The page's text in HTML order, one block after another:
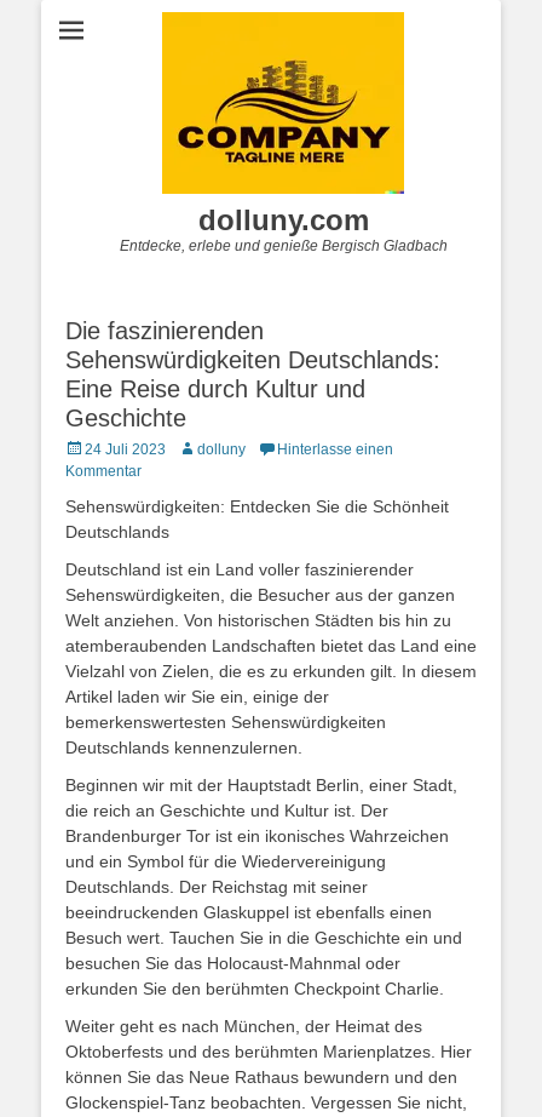
dolluny.com
Entdecke, erlebe und genieße Bergisch Gladbach
Die faszinierenden
Sehenswürdigkeiten Deutschlands:
Eine Reise durch Kultur und
Geschichte
Posted
on
24 Juli 2023 Autordolluny
Hinterlasse einen
Kommentar
Sehenswürdigkeiten: Entdecken Sie die Schönheit
Deutschlands
Deutschland ist ein Land voller faszinierender
Sehenswürdigkeiten, die Besucher aus der ganzen
Welt anziehen. Von historischen Städten bis hin zu
atemberaubenden Landschaften bietet das Land eine
Vielzahl von Zielen, die es zu erkunden gilt. In diesem
Artikel laden wir Sie ein, einige der
bemerkenswertesten Sehenswürdigkeiten
Deutschlands kennenzulernen.
Beginnen wir mit der Hauptstadt Berlin, einer Stadt,
die reich an Geschichte und Kultur ist. Der
Brandenburger Tor ist ein ikonisches Wahrzeichen
und ein Symbol für die Wiedervereinigung
Deutschlands. Der Reichstag mit seiner
beeindruckenden Glaskuppel ist ebenfalls einen
Besuch wert. Tauchen Sie in die Geschichte ein und
besuchen Sie das Holocaust-Mahnmal oder
erkunden Sie den berühmten Checkpoint Charlie.
Weiter geht es nach München, der Heimat des
Oktoberfests und des berühmten Marienplatzes. Hier
können Sie das Neue Rathaus bewundern und den
Glockenspiel-Tanz beobachten. Vergessen Sie nicht,